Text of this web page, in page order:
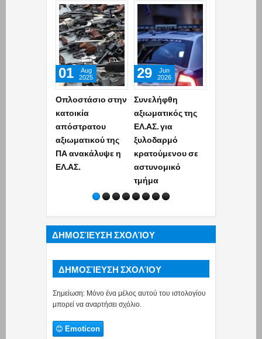
Οπλοστάσιο στην
κατοικία
απόστρατου
αξιωματικού της
ΠΑ ανακάλυψε η
ΕΛ.ΑΣ.
01
Aug
2025
Συνελήφθη
αξιωματικός της
ΕΛ.ΑΣ. για
ξυλοδαρμό
κρατούμενου σε
αστυνομικό
τμήμα
29
Jun
2026
ΔΗΜΟΣΊΕΥΣΗ ΣΧΟΛΊΟΥ
ΔΗΜΟΣΊΕΥΣΗ ΣΧΟΛΊΟΥ
Σημείωση: Μόνο ένα μέλος αυτού του ιστολογίου
μπορεί να αναρτήσει σχόλιο.
Emoticon